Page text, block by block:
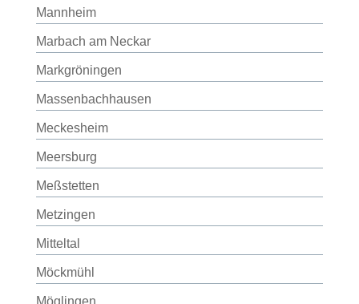
Mannheim
Marbach am Neckar
Markgröningen
Massenbachhausen
Meckesheim
Meersburg
Meßstetten
Metzingen
Mitteltal
Möckmühl
Möglingen